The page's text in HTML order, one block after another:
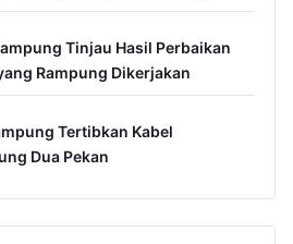
Tinjau Hasil Perbaikan
Rampung Dikerjakan
Tertibkan Kabel
Dua Pekan